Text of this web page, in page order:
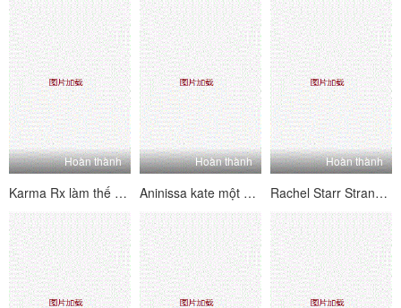
Hoàn thành
Karma Rx làm thế nào để đụ Masseur của bạn
Hoàn thành
Aninissa kate một khách hàng ass chặt chẽ
Hoàn thành
Rachel Starr Stranger Stranger Remastered